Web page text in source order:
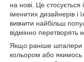
на нові. Це
іменитих дизайнерів
вивчити найбільш
відмінно перетворять
Якщо раніше шпалери
кольором або